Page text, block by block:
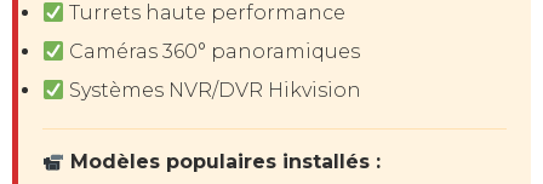
Turrets haute performance
Caméras 360° panoramiques
Systèmes NVR/DVR Hikvision
Modèles populaires installés :